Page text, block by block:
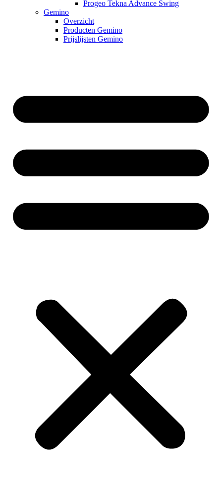
Progeo Tekna Advance Swing
Gemino
Overzicht
Producten Gemino
Prijslijsten Gemino